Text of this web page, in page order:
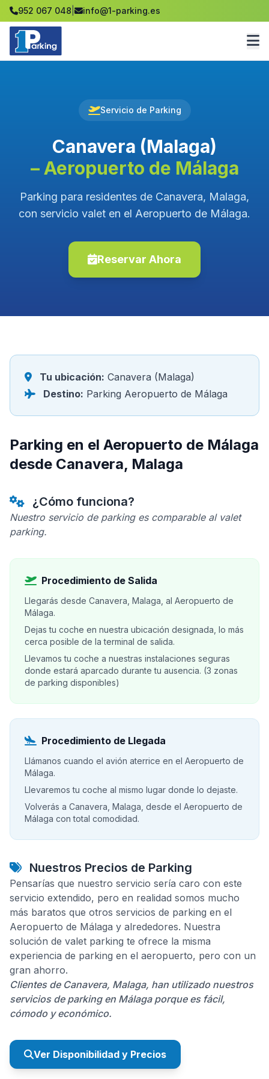
952 067 048 info@1-parking.es
Servicio de Parking
Canavera (Malaga)
– Aeropuerto de Málaga
Parking para residentes de Canavera, Malaga,
con servicio valet en el Aeropuerto de Málaga.
Reservar Ahora
Tu ubicación: Canavera (Malaga)
Destino: Parking Aeropuerto de Málaga
Parking en el Aeropuerto de Málaga
desde Canavera, Malaga
¿Cómo funciona?
Nuestro servicio de parking es comparable al valet
parking.
Procedimiento de Salida
Llegarás desde Canavera, Malaga, al Aeropuerto de
Málaga.
Dejas tu coche en nuestra ubicación designada, lo más
cerca posible de la terminal de salida.
Llevamos tu coche a nuestras instalaciones seguras
donde estará aparcado durante tu ausencia. (3 zonas
de parking disponibles)
Procedimiento de Llegada
Llámanos cuando el avión aterrice en el Aeropuerto de
Málaga.
Llevaremos tu coche al mismo lugar donde lo dejaste.
Volverás a Canavera, Malaga, desde el Aeropuerto de
Málaga con total comodidad.
Nuestros Precios de Parking
Pensarías que nuestro servicio sería caro con este
servicio extendido, pero en realidad somos mucho
más baratos que otros servicios de parking en el
Aeropuerto de Málaga y alrededores. Nuestra
solución de valet parking te ofrece la misma
experiencia de parking en el aeropuerto, pero con un
gran ahorro.
Clientes de Canavera, Malaga, han utilizado nuestros
servicios de parking en Málaga porque es fácil,
cómodo y económico.
Ver Disponibilidad y Precios